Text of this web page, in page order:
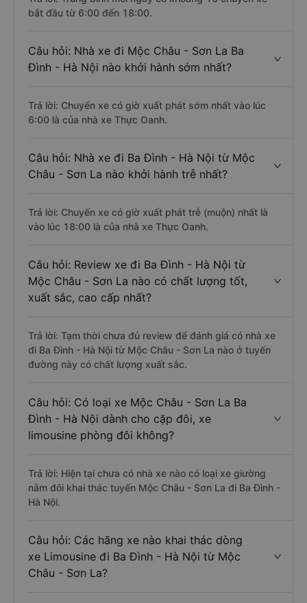
bắt đầu từ 6:00 đến 18:00.
Câu hỏi: Nhà xe đi Mộc Châu - Sơn La Ba
Đình - Hà Nội nào khởi hành sớm nhất?
Trả lời: Chuyến xe có giờ xuất phát sớm nhất vào lúc
6:00 là của nhà xe Thực Oanh.
Câu hỏi: Nhà xe đi Ba Đình - Hà Nội từ Mộc
Châu - Sơn La nào khởi hành trễ nhất?
Trả lời: Chuyến xe có giờ xuất phát trễ (muộn) nhất là
vào lúc 18:00 là của nhà xe Thực Oanh.
Câu hỏi: Review xe đi Ba Đình - Hà Nội từ
Mộc Châu - Sơn La nào có chất lượng tốt,
xuất sắc, cao cấp nhất?
Trả lời: Tạm thời chưa đủ review để đánh giá có nhà xe
đi Ba Đình - Hà Nội từ Mộc Châu - Sơn La nào ở tuyến
đường này có chất lượng xuất sắc.
Câu hỏi: Có loại xe Mộc Châu - Sơn La Ba
Đình - Hà Nội dành cho cặp đôi, xe
limousine phòng đôi không?
Trả lời: Hiện tại chưa có nhà xe nào có loại xe giường
nằm đôi khai thác tuyến Mộc Châu - Sơn La đi Ba Đình -
Hà Nội.
Câu hỏi: Các hãng xe nào khai thác dòng
xe Limousine đi Ba Đình - Hà Nội từ Mộc
Châu - Sơn La?